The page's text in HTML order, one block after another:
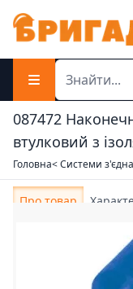
087472
втулковий з
Головна< Системи
Про товар